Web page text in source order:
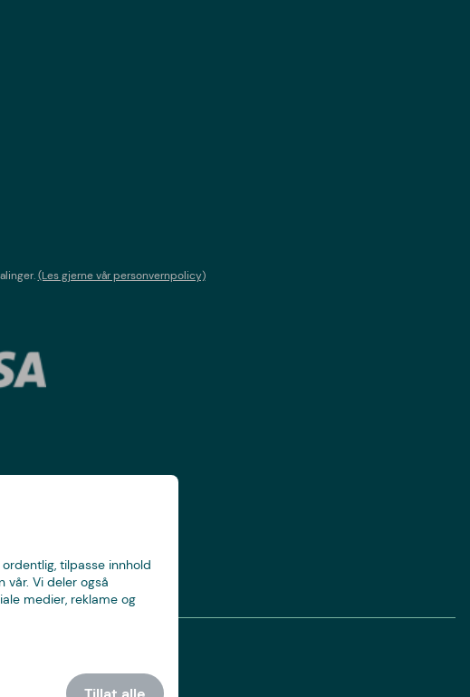
tilpasse innhold
vår. Vi deler også
medier, reklame og
(Les gjerne vår personvernpolicy)